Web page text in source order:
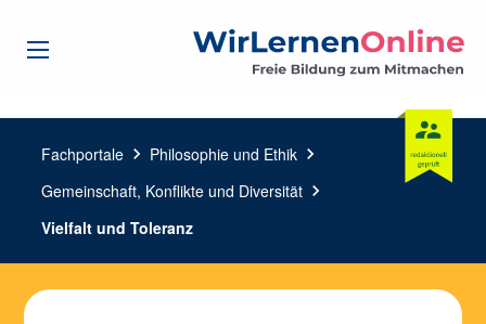
Fachportale chevron_right Philosophie und Ethik chevron_right
Gemeinschaft, Konflikte und Diversität chevron_right
Vielfalt und Toleranz